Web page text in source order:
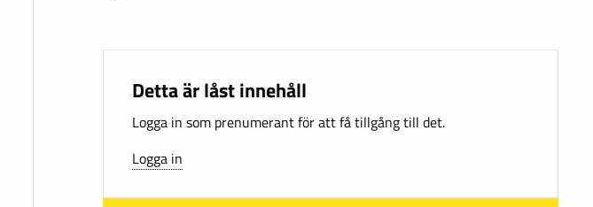
Detta är låst innehåll
Logga in som prenumerant för att få tillgång till det.
Logga in